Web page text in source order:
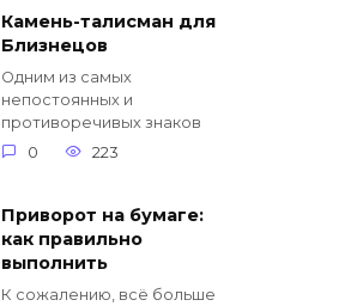
Камень-талисман для
Близнецов
Одним из самых
непостоянных и
противоречивых знаков
0
223
Приворот на бумаге:
как правильно
выполнить
К сожалению, всё больше